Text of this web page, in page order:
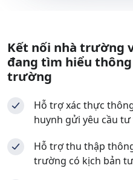
Kết nối nhà trường
đang tìm hiểu
trường
Hỗ trợ xác thực
huynh gửi yêu cầu tư
Hỗ trợ thu thập
trường có kịch bản